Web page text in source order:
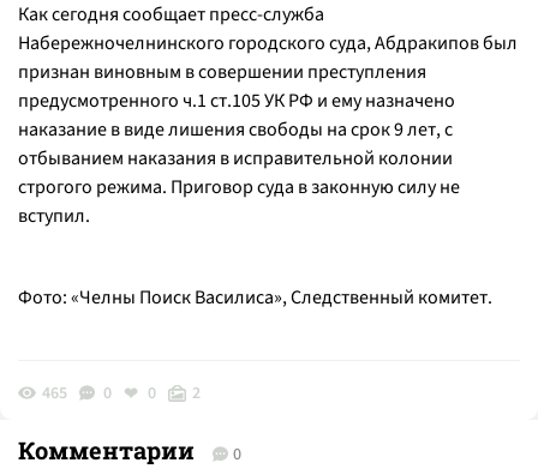
Как сегодня сообщает пресс-служба
Набережночелнинского городского суда, Абдракипов был
признан виновным в совершении преступления
предусмотренного ч.1 ст.105 УК РФ и ему назначено
наказание в виде лишения свободы на срок 9 лет, с
отбыванием наказания в исправительной колонии
строгого режима. Приговор суда в законную силу не
вступил.
Фото: «Челны Поиск Василиса», Следственный комитет.
465 0 0 2
Комментарии 0